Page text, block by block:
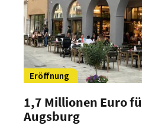
Eröffnung
1,7 Millionen Euro
Augsburg